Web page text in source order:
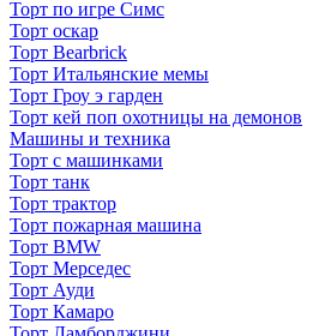
Торт по игре Симс
Торт оскар
Торт Bearbrick
Торт Итальянские мемы
Торт Гроу э гарден
Торт кей поп охотницы на демонов
Машины и техника
Торт с машинками
Торт танк
Торт трактор
Торт пожарная машина
Торт BMW
Торт Мерседес
Торт Ауди
Торт Камаро